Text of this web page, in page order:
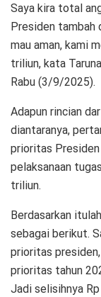
Saya kira total
Presiden tambah
mau aman, kami
triliun, kata
Rabu (3/9/2025).
Adapun rincian
diantaranya,
prioritas Presiden
pelaksanaan
triliun.
Berdasarkan
sebagai berikut.
prioritas
prioritas tahun
Jadi selisihnya